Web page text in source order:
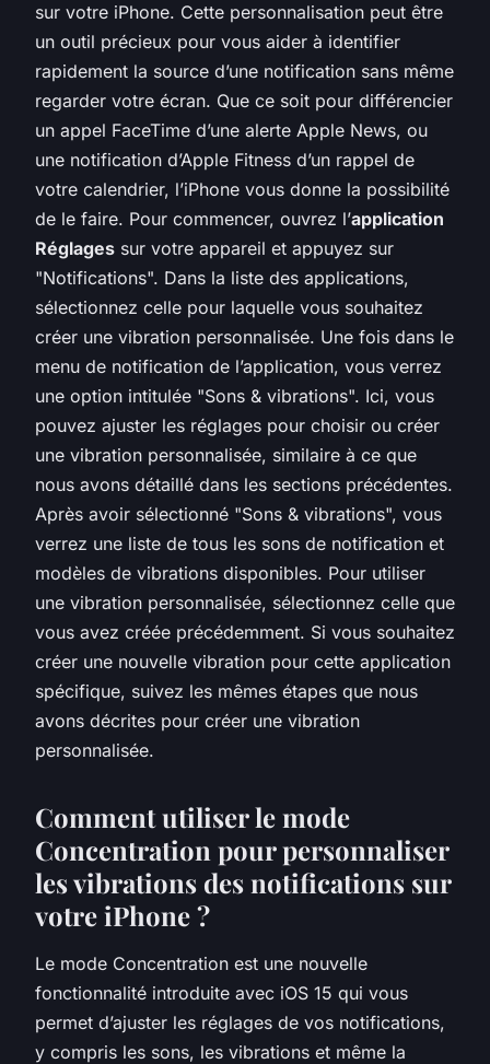
sur votre iPhone. Cette personnalisation peut être
un outil précieux pour vous aider à identifier
rapidement la source d’une notification sans même
regarder votre écran. Que ce soit pour différencier
un appel FaceTime d’une alerte Apple News, ou
une notification d’Apple Fitness d’un rappel de
votre calendrier, l’iPhone vous donne la possibilité
de le faire. Pour commencer, ouvrez l’application
Réglages sur votre appareil et appuyez sur
"Notifications". Dans la liste des applications,
sélectionnez celle pour laquelle vous souhaitez
créer une vibration personnalisée. Une fois dans le
menu de notification de l’application, vous verrez
une option intitulée "Sons & vibrations". Ici, vous
pouvez ajuster les réglages pour choisir ou créer
une vibration personnalisée, similaire à ce que
nous avons détaillé dans les sections précédentes.
Après avoir sélectionné "Sons & vibrations", vous
verrez une liste de tous les sons de notification et
modèles de vibrations disponibles. Pour utiliser
une vibration personnalisée, sélectionnez celle que
vous avez créée précédemment. Si vous souhaitez
créer une nouvelle vibration pour cette application
spécifique, suivez les mêmes étapes que nous
avons décrites pour créer une vibration
personnalisée.
Comment utiliser le mode
Concentration pour personnaliser
les vibrations des notifications sur
votre iPhone ?
Le mode Concentration est une nouvelle
fonctionnalité introduite avec iOS 15 qui vous
permet d’ajuster les réglages de vos notifications,
y compris les sons, les vibrations et même la